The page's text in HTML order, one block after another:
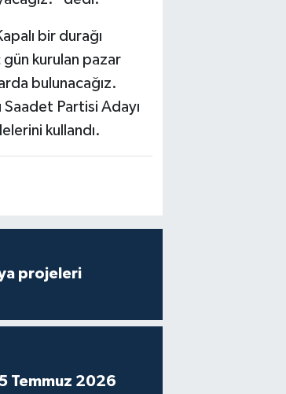
bir durağı
kurulan pazar
bulunacağız.
Partisi Adayı
kullandı.
projeleri
Temmuz 2026